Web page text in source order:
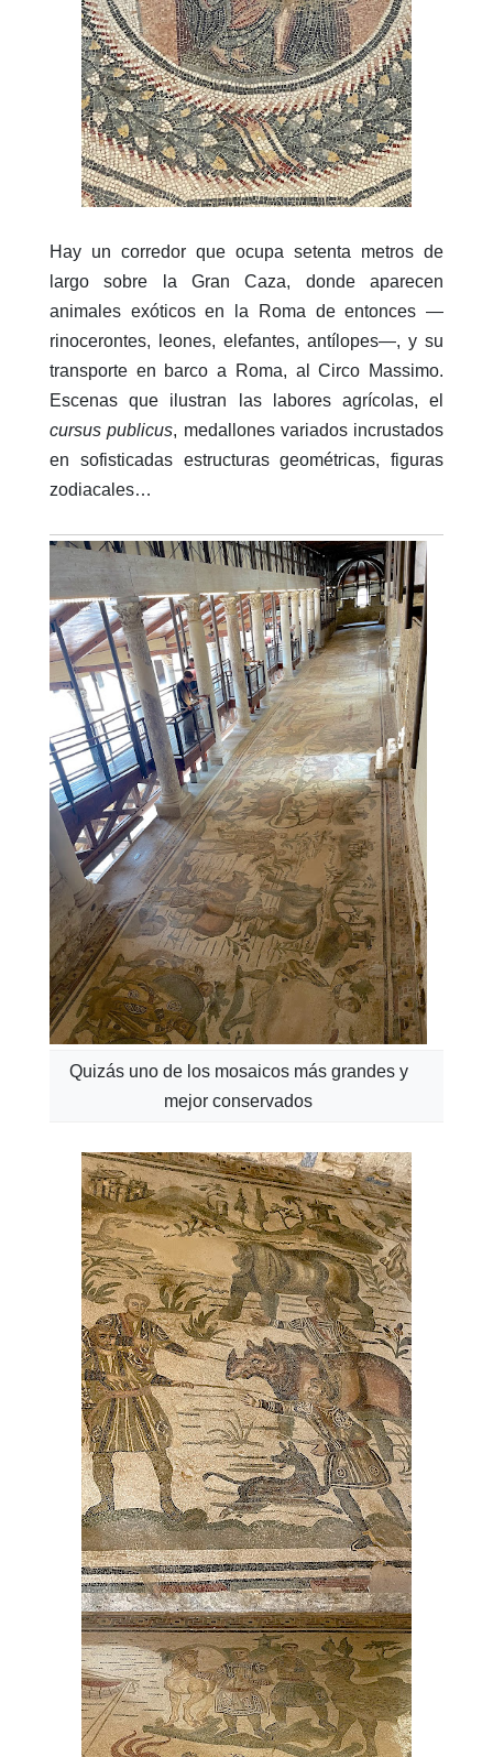
Hay un corredor que ocupa setenta metros de
largo sobre la Gran Caza, donde aparecen
animales exóticos en la Roma de entonces —
rinocerontes, leones, elefantes, antílopes—, y su
transporte en barco a Roma, al Circo Massimo.
Escenas que ilustran las labores agrícolas, el
cursus publicus, medallones variados incrustados
en sofisticadas estructuras geométricas, figuras
zodiacales…
Quizás uno de los mosaicos más grandes y
mejor conservados